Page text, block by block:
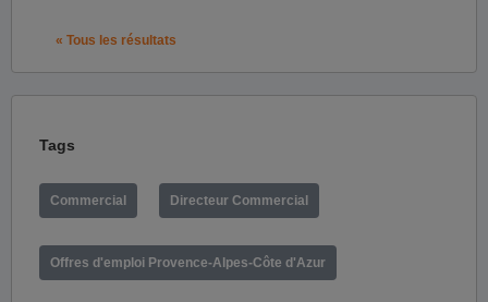
« Tous les résultats
Tags
Commercial Directeur Commercial
Offres d'emploi Provence-Alpes-Côte d'Azur